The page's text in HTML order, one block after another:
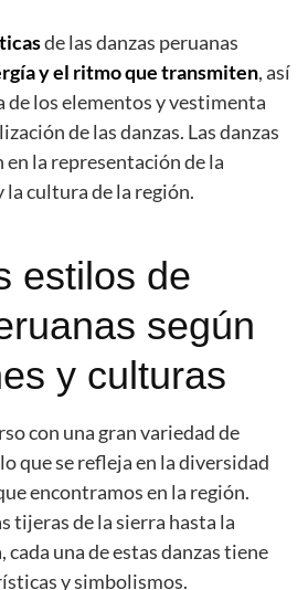
de las danzas peruanas
y el ritmo que transmiten, así
los elementos y vestimenta
de las danzas. Las danzas
en la representación de la
cultura de la región.
estilos de
según
y culturas
con una gran variedad de
que se refleja en la diversidad
encontramos en la región.
tijeras de la sierra hasta la
cada una de estas danzas tiene
y simbolismos.